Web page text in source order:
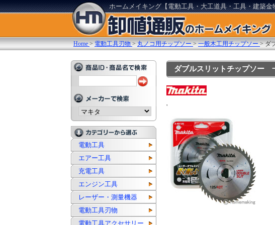
ホームメイキング【電動工具・大工道具・工具・建築
Home >電動工具刃物 >丸ノコ用チップソー >一般木工用チップソー >ダ
電動工具
エアー工具
充電工具
エンジン工具
レーザー・測量機器
電動工具刃物
電動工具アクセサリー
ダブルスリットチップソー
'